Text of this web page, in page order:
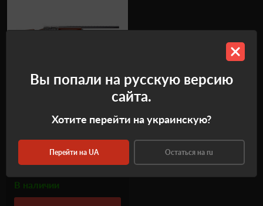
Код
225 000.0₴
В наличии
Вы попали на русскую версию
сайта.
Хотите перейти на украинскую?
Перейти на UA Остаться на ru